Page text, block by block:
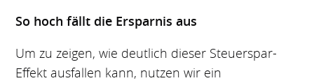
So hoch fällt die Ersparnis aus
Um zu zeigen, wie deutlich dieser Steuerspar-
Effekt ausfallen kann, nutzen wir ein